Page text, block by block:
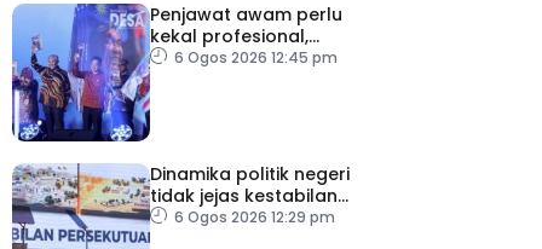
Penjawat awam perlu
kekal profesional,
berkecuali ketika laksana
6 Ogos 2026 12:45 pm
Dinamika politik negeri
tidak jejas kestabilan
Kerajaan Perpaduan
6 Ogos 2026 12:29 pm